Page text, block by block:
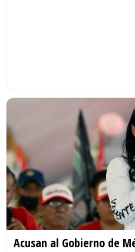
Acusan al Gobierno de